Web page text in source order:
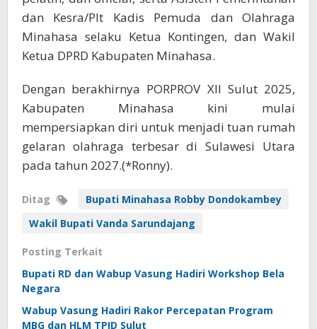
dan Kesra/Plt Kadis Pemuda dan Olahraga
Minahasa selaku Ketua Kontingen, dan Wakil
Ketua DPRD Kabupaten Minahasa.
Dengan berakhirnya PORPROV XII Sulut 2025,
Kabupaten Minahasa kini mulai
mempersiapkan diri untuk menjadi tuan rumah
gelaran olahraga terbesar di Sulawesi Utara
pada tahun 2027.(*Ronny).
Ditag
Bupati Minahasa Robby Dondokambey
Wakil Bupati Vanda Sarundajang
Posting Terkait
Bupati RD dan Wabup Vasung Hadiri Workshop Bela
Negara
Wabup Vasung Hadiri Rakor Percepatan Program
MBG dan HLM TPID Sulut